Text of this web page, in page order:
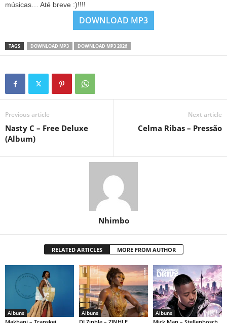
músicas… Até breve :)!!!!
DOWNLOAD MP3
TAGS DOWNLOAD MP3 DOWNLOAD MP3 2026
Previous article
Nasty C – Free Deluxe
(Album)
Next article
Celma Ribas – Pressão
Nhimbo
RELATED ARTICLES MORE FROM AUTHOR
Albuns Albuns Albuns